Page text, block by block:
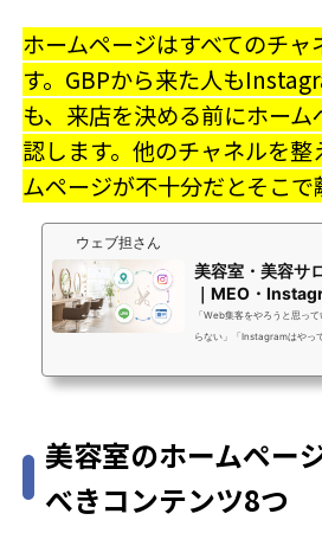
ホームページはすべてのチ
す。GBPから来た人も
も、来店を決める前にホー
認します。他のチャネルを整
ムページが不十分だとそこで
ウェブ担さん
美容室・美容サ
｜MEO・
ページを組み合
「Web集客をやろうと思っ
らない」「Instagramはやっ
客できる自信がない」美容室
「何から始めるか」と「何
ば、それほど複雑なことは
美容室のホームペー
べきコンテンツ8つ